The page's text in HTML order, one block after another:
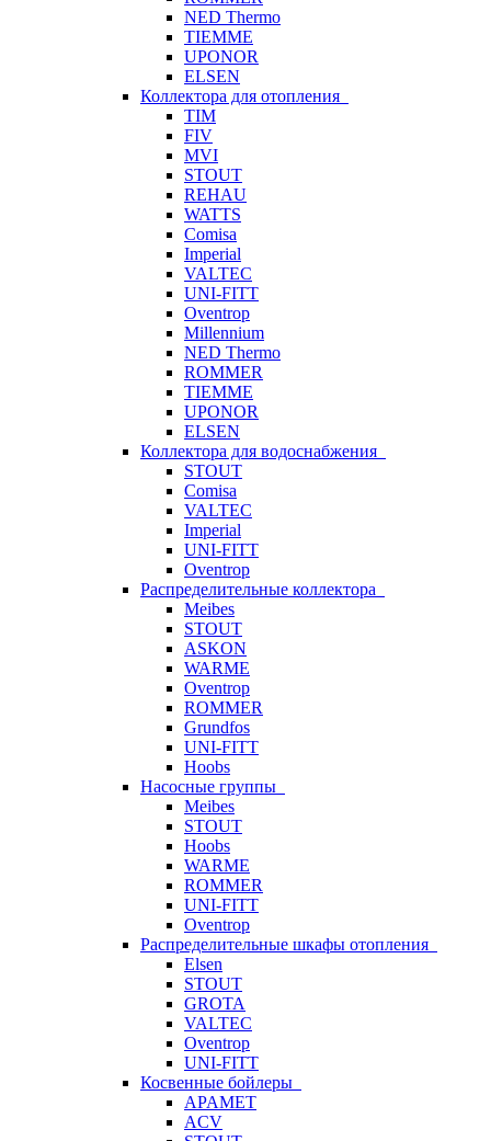
NED Thermo
TIEMME
UPONOR
ELSEN
Коллектора для отопления
TIM
FIV
MVI
STOUT
REHAU
WATTS
Comisa
Imperial
VALTEC
UNI-FITT
Oventrop
Millennium
NED Thermo
ROMMER
TIEMME
UPONOR
ELSEN
Коллектора для водоснабжения
STOUT
Comisa
VALTEC
Imperial
UNI-FITT
Oventrop
Распределительные коллектора
Meibes
STOUT
ASKON
WARME
Oventrop
ROMMER
Grundfos
UNI-FITT
Hoobs
Насосные группы
Meibes
STOUT
Hoobs
WARME
ROMMER
UNI-FITT
Oventrop
Распределительные шкафы отопления
Elsen
STOUT
GROTA
VALTEC
Oventrop
UNI-FITT
Косвенные бойлеры
APAMET
ACV